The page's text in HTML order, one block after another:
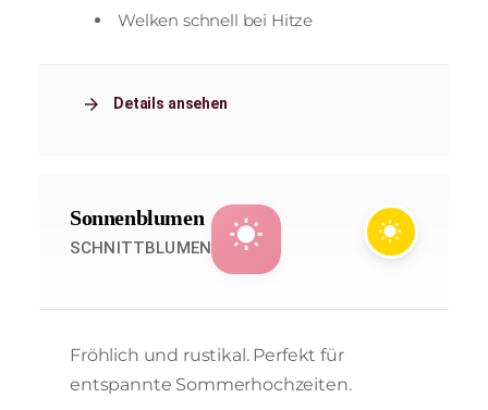
Welken schnell bei Hitze
arrow_forward Details ansehen
Sonnenblumen
SCHNITTBLUMEN wb_sunny wb_sunny
Fröhlich und rustikal. Perfekt für
entspannte Sommerhochzeiten.